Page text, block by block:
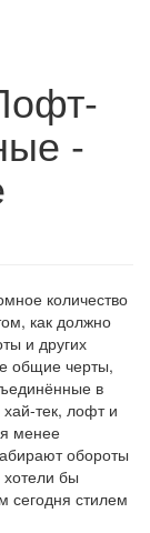
-
количество
как должно
и других
общие черты,
в
хай-тек, лофт и
менее
обороты
бы
сегодня стилем